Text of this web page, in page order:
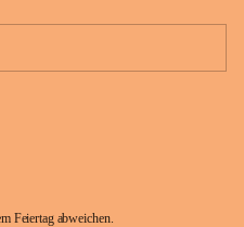
so
Feiertag abweichen.